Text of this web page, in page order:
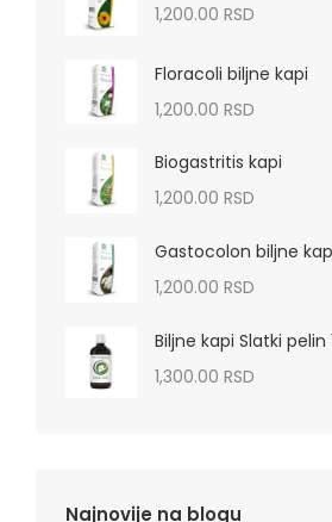
1,200.00 RSD
Floracoli biljne kapi
1,200.00 RSD
Biogastritis kapi
1,200.00 RSD
Gastocolon biljne
1,200.00 RSD
Biljne kapi Slatki pelin
1,300.00 RSD
Najnovije na blogu